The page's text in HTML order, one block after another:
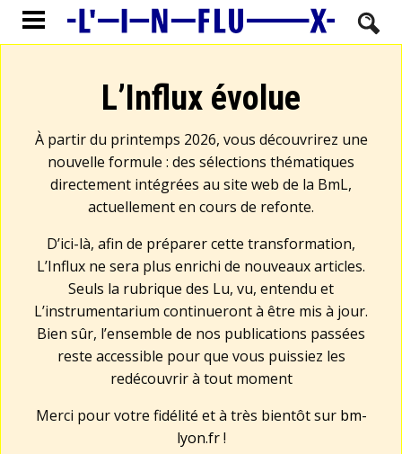
L’Influx évolue
À partir du printemps 2026, vous découvrirez une
nouvelle formule : des sélections thématiques
directement intégrées au site web de la BmL,
actuellement en cours de refonte.
D’ici-là, afin de préparer cette transformation,
L’Influx ne sera plus enrichi de nouveaux articles.
Seuls la rubrique des Lu, vu, entendu et
L’instrumentarium continueront à être mis à jour.
Bien sûr, l’ensemble de nos publications passées
reste accessible pour que vous puissiez les
redécouvrir à tout moment
Merci pour votre fidélité et à très bientôt sur bm-
lyon.fr!